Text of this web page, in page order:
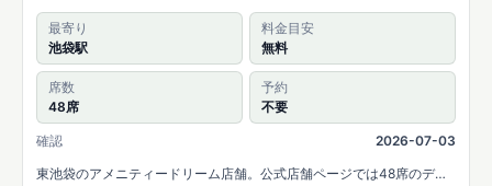
最寄り
池袋駅
料金目安
無料
席数
48席
予約
不要
確認
2026-07-03
東池袋のアメニティードリーム店舗。公式店舗ページでは48席のデュ